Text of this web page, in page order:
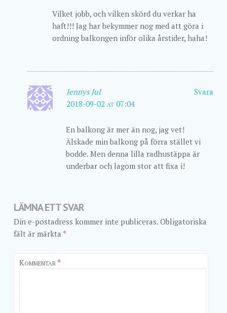
Vilket jobb, och vilken skörd du verkar ha
haft!!! Jag har bekymmer nog med att göra i
ordning balkongen inför olika årstider, haha!
Svara
Jennys Jul
2018-09-02 at 07:04
En balkong är mer än nog, jag vet!
Älskade min balkong på förra stället vi
bodde. Men denna lilla radhustäppa är
underbar och lagom stor att fixa i!
LÄMNA ETT SVAR
Din e-postadress kommer inte publiceras. Obligatoriska
fält är märkta *
Kommentar *